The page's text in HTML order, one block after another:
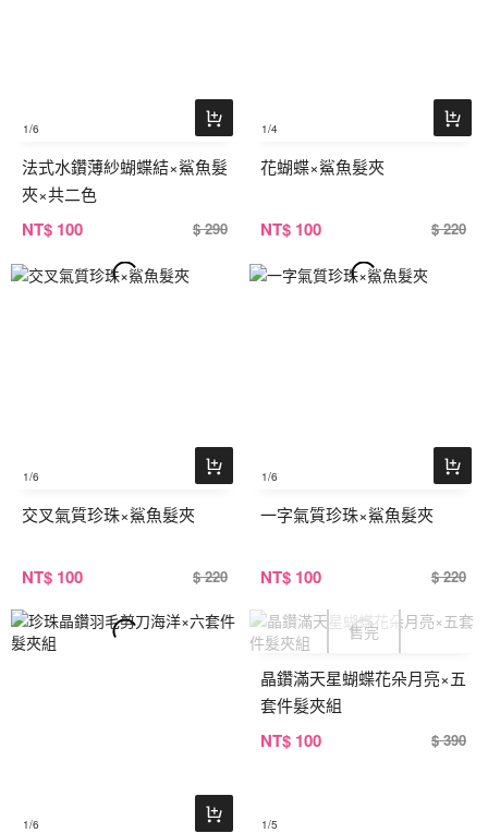
1/6
法式水鑽薄紗蝴蝶結×鯊魚髮
夾×共二色
NT$ 100 $ 290
1/4
花蝴蝶×鯊魚髮夾
NT$ 100 $ 220
1/6
交叉氣質珍珠×鯊魚髮夾
NT$ 100 $ 220
1/6
一字氣質珍珠×鯊魚髮夾
NT$ 100 $ 220
1/6 1/5
晶鑽滿天星蝴蝶花朵月亮×五
套件髮夾組
NT$ 100 $ 390